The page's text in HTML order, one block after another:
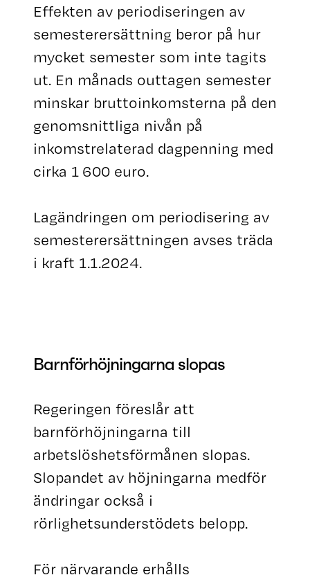
Effekten av periodiseringen av
semesterersättning beror på hur
mycket semester som inte tagits
ut. En månads outtagen semester
minskar bruttoinkomsterna på den
genomsnittliga nivån på
inkomstrelaterad dagpenning med
cirka 1 600 euro.
Lagändringen om periodisering av
semesterersättningen avses träda
i kraft 1.1.2024.
Barnförhöjningarna slopas
Regeringen föreslår att
barnförhöjningarna till
arbetslöshetsförmånen slopas.
Slopandet av höjningarna medför
ändringar också i
rörlighetsunderstödets belopp.
För närvarande erhålls